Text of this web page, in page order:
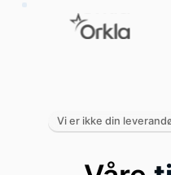
Vi er ikke din